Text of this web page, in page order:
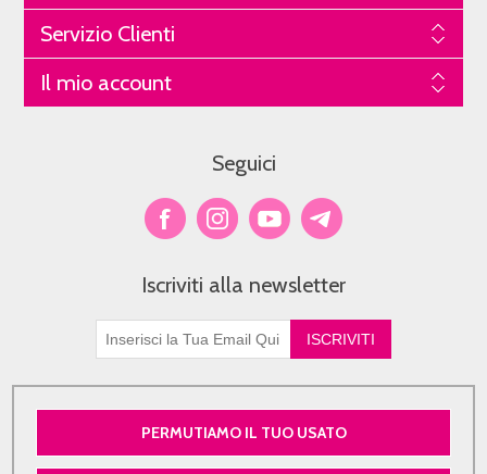
Servizio Clienti
Il mio account
Seguici
Iscriviti alla newsletter
PERMUTIAMO IL TUO USATO